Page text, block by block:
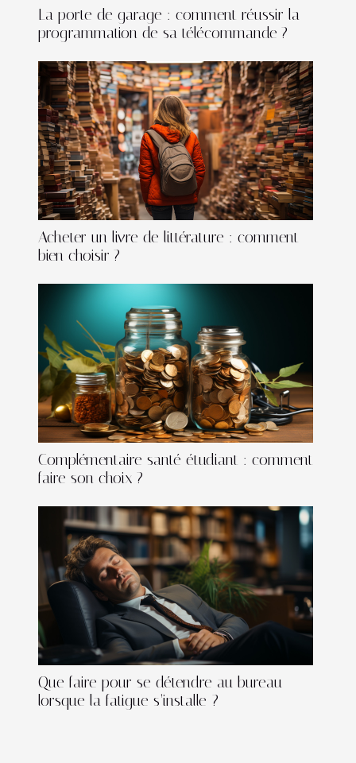
La porte de garage : comment réussir la
programmation de sa télécommande ?
Acheter un livre de littérature : comment
bien choisir ?
Complémentaire santé étudiant : comment
faire son choix ?
Que faire pour se détendre au bureau
lorsque la fatigue s’installe ?